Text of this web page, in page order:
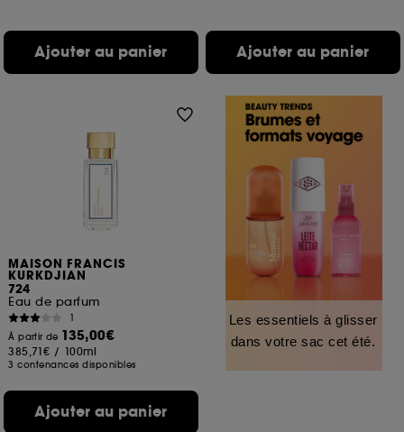
Ajouter au panier Ajouter au panier
MAISON FRANCIS
KURKDJIAN
724
Eau de parfum
1
À partir de 135,00€
385,71€ / 100ml
3 contenances disponibles
Ajouter au panier
Les essentiels à glisser
dans votre sac cet été.